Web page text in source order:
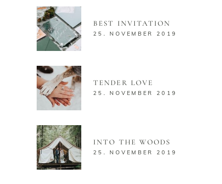
BEST INVITATION
25. NOVEMBER 2019
TENDER LOVE
25. NOVEMBER 2019
INTO THE WOODS
25. NOVEMBER 2019